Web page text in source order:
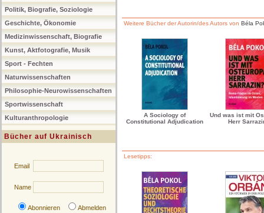
Politik, Biografie, Soziologie
Geschichte, Ökonomie
Medizinwissenschaft, Biografie
Kunst, Aktfotografie, Musik
Sport - Fechten
Naturwissenschaften
Philosophie-Neurowissenschaften
Sportwissenschaft
Kulturanthropologie
Bücher auf Ukrainisch
Email
Name
Abonnieren Abmelden
Weitere Bücher der Autorin/des Autors von Béla
A Sociology of
Constitutional Adjudication
Und was ist mit
Herr
Lesetipps: